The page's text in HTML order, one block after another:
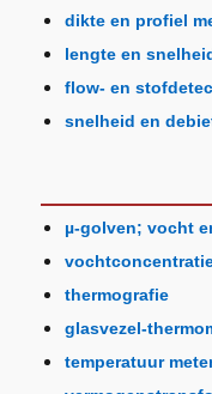
dikte en profiel
lengte en
flow- en
snelheid en
µ-golven; vocht
thermografie
glasvezel-
temperatuur